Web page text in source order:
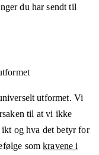
du har sendt til
utformet. Vi
til at vi ikke
og hva det betyr for
somkravene i